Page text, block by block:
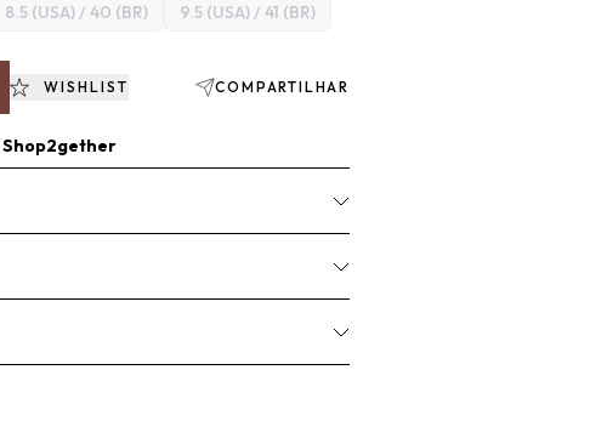
8.5 (USA) / 40 (BR) 9.5 (USA) / 41 (BR)
WISHLIST COMPARTILHAR
Shop2gether